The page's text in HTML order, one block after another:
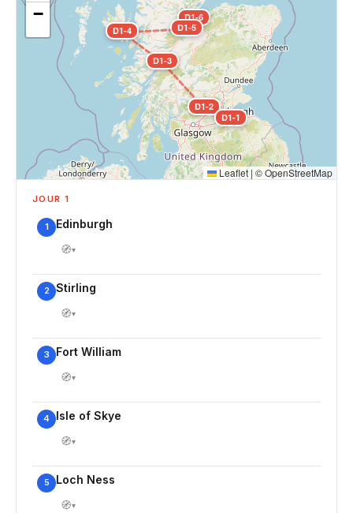
D1-1
D1-2
D1-3
D1-4 D1-5
D1-6
−
Leaflet | ©OpenStreetMap
JOUR 1
1 Edinburgh
🧭▾
2 Stirling
🧭▾
3 Fort William
🧭▾
4 Isle of Skye
🧭▾
5 Loch Ness
🧭▾